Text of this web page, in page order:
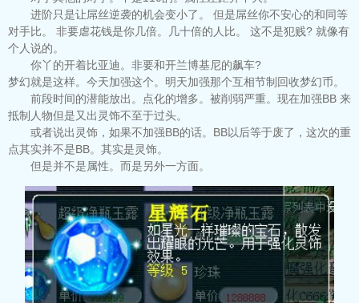
进阶只是让屌丝逆袭的机会变小了。 但是屌丝你不安心的和同等
对手比。 非要虐花钱是你几倍。几十倍的人比。 这不是犯贱? 就像有
个人说的。
你丫的开着比亚迪。非要和开兰博基尼的飙车?
梦幻就是这样。今天加强这个。明天加强那个互相节制回收梦幻币。
前段时间的潜能放出。点化的增多。被削弱严重。现在加强BB 来
抵制人物但是又出灵饰不至于过头。
或者说出灵饰，如果不加强BB的话。BB以后等于废了，这次的重
点其实并不是BB。其实是灵饰。
但是并不是属性。而是另外一方面。